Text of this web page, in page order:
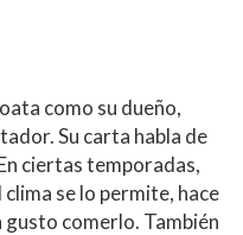
como su dueño,
Su carta habla de
ciertas temporadas,
se lo permite, hace
gusto comerlo. También